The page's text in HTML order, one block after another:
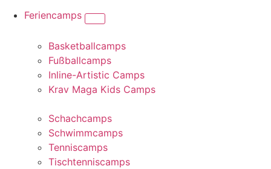
Feriencamps
Basketballcamps
Fußballcamps
Inline-Artistic Camps
Krav Maga Kids Camps
Schachcamps
Schwimmcamps
Tenniscamps
Tischtenniscamps